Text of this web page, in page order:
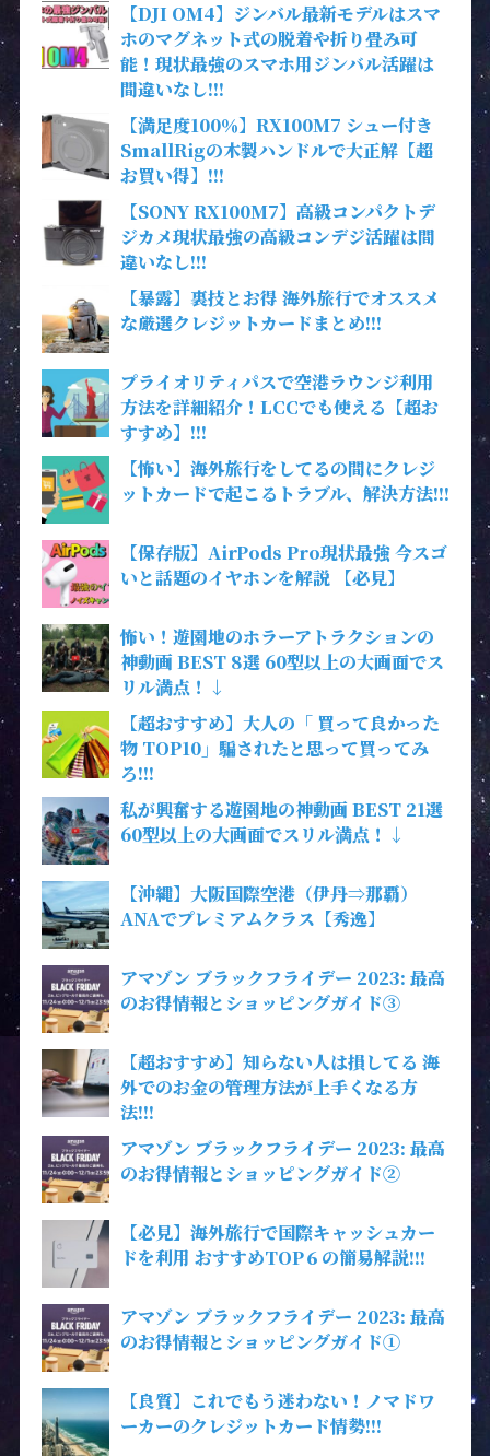
【DJI OM4】ジンバル最新モデルはスマ
ホのマグネット式の脱着や折り畳み可
能！現状最強のスマホ用ジンバル活躍は
間違いなし!!!
【満足度100％】RX100M7 シュー付き
SmallRigの木製ハンドルで大正解【超
お買い得】!!!
【SONY RX100M7】高級コンパクトデ
ジカメ現状最強の高級コンデジ活躍は間
違いなし!!!
【暴露】裏技とお得 海外旅行でオススメ
な厳選クレジットカードまとめ!!!
プライオリティパスで空港ラウンジ利用
方法を詳細紹介！LCCでも使える【超お
すすめ】!!!
【怖い】海外旅行をしてるの間にクレジ
ットカードで起こるトラブル、解決方法!!!
【保存版】AirPods Pro現状最強 今スゴ
いと話題のイヤホンを解説 【必見】
怖い！遊園地のホラーアトラクションの
神動画 BEST 8選 60型以上の大画面でス
リル満点！↓
【超おすすめ】大人の「 買って良かった
物 TOP10」騙されたと思って買ってみ
ろ!!!
私が興奮する遊園地の神動画 BEST 21選
60型以上の大画面でスリル満点！↓
【沖縄】大阪国際空港（伊丹⇒那覇）
ANAでプレミアムクラス【秀逸】
アマゾン ブラックフライデー 2023: 最高
のお得情報とショッピングガイド③
【超おすすめ】知らない人は損してる 海
外でのお金の管理方法が上手くなる方
法!!!
アマゾン ブラックフライデー 2023: 最高
のお得情報とショッピングガイド②
【必見】海外旅行で国際キャッシュカー
ドを利用 おすすめTOP６の簡易解説!!!
アマゾン ブラックフライデー 2023: 最高
のお得情報とショッピングガイド①
【良質】これでもう迷わない！ノマドワ
ーカーのクレジットカード情勢!!!